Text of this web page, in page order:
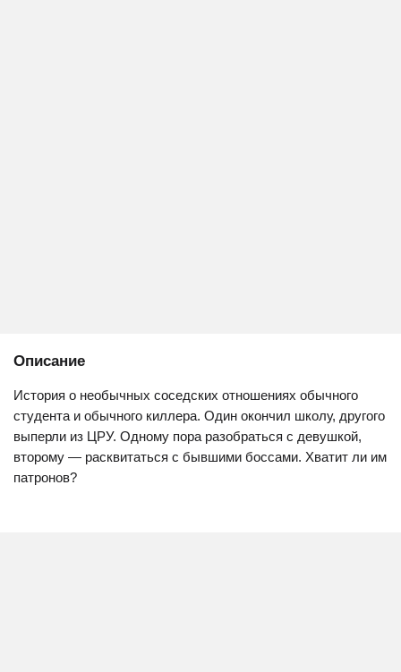
Описание
История о необычных соседских отношениях обычного
студента и обычного киллера. Один окончил школу, другого
выперли из ЦРУ. Одному пора разобраться с девушкой,
второму — расквитаться с бывшими боссами. Хватит ли им
патронов?